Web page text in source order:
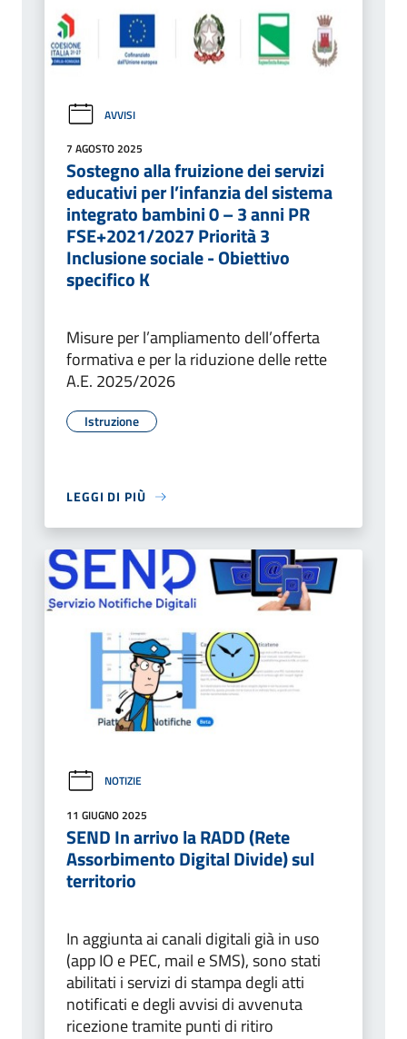
AVVISI
7 AGOSTO 2025
Sostegno alla fruizione dei servizi
educativi per l’infanzia del sistema
integrato bambini 0 – 3 anni PR
FSE+2021/2027 Priorità 3
Inclusione sociale - Obiettivo
specifico K
Misure per l’ampliamento dell’offerta
formativa e per la riduzione delle rette
A.E. 2025/2026
Istruzione
LEGGI DI PIÙ
NOTIZIE
11 GIUGNO 2025
SEND In arrivo la RADD (Rete
Assorbimento Digital Divide) sul
territorio
In aggiunta ai canali digitali già in uso
(app IO e PEC, mail e SMS), sono stati
abilitati i servizi di stampa degli atti
notificati e degli avvisi di avvenuta
ricezione tramite punti di ritiro